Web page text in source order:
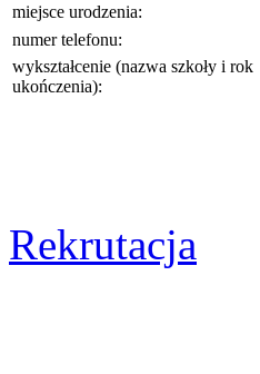
miejsce urodzenia:
numer telefonu:
wykształcenie (nazwa szkoły i rok
ukończenia):
Rekrutacja